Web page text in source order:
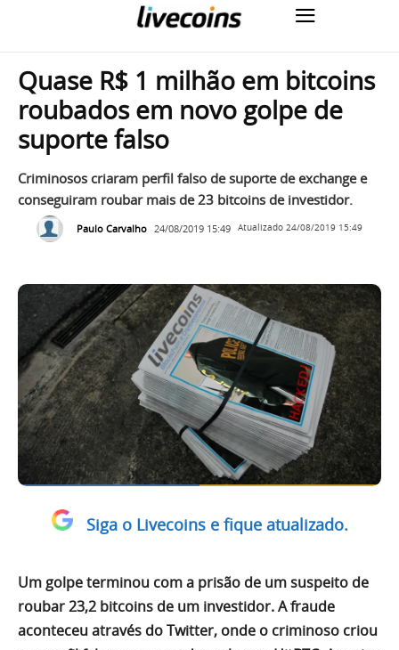
Quase R$ 1 milhão em bitcoins
roubados em novo golpe de
suporte falso
Criminosos criaram perfil falso de suporte de exchange e
conseguiram roubar mais de 23 bitcoins de investidor.
Paulo Carvalho 24/08/2019 15:49 Atualizado 24/08/2019 15:49
Siga o Livecoins e fique atualizado.
Um golpe terminou com a prisão de um suspeito de
roubar 23,2 bitcoins de um investidor. A fraude
aconteceu através do Twitter, onde o criminoso criou